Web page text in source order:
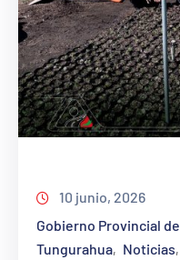
10 junio, 2026
Gobierno Provincial de
Tungurahua‚ Noticias‚